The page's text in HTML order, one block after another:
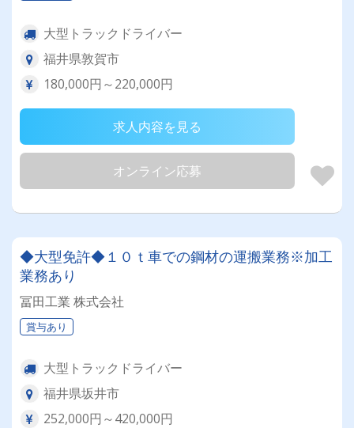
大型トラックドライバー
福井県敦賀市
180,000円～220,000円
求人内容を見る
オンライン応募
◆大型免許◆１０ｔ車での鋼材の運搬業務※加工
業務あり
冨田工業 株式会社
賞与あり
大型トラックドライバー
福井県坂井市
252,000円～420,000円